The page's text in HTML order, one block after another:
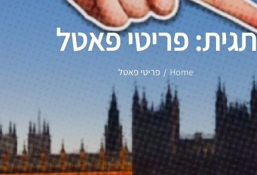
תגית:פריטי פאטל
Home פריטי פאטל